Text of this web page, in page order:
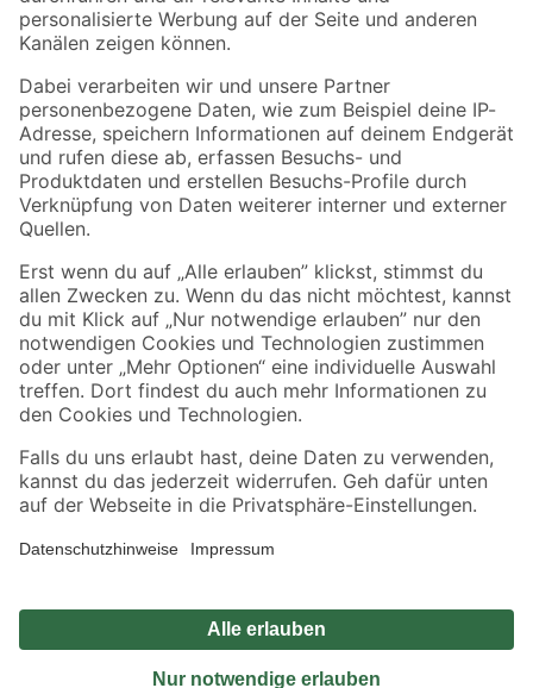
Folge uns
Zahlungsarten Versandarten
Sicher einkaufen
Jetzt die toom-App herunterladen
Alle Preisangaben in EUR inkl. gesetzl. MwSt.. Die dargestellten Angebote sind unter
Umständen nicht in allen Märkten verfügbar. Die angegebenen Verfügbarkeiten beziehen
Produkte nur solange der Vorrat reicht.
*Paketversand ab 59 € versandkostenfrei, gilt nicht für Artikel mit Speditionsversand, hier
Privatsphäre Impressum
Nutzungsbedingungen
Widerrufsrecht
Vertrag widerrufen